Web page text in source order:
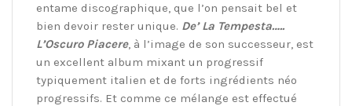
entame discographique, que l’on pensait bel et
bien devoir rester unique. De’ La Tempesta…..
L’Oscuro Piacere, à l’image de son successeur, est
un excellent album mixant un progressif
typiquement italien et de forts ingrédients néo
progressifs. Et comme ce mélange est effectué